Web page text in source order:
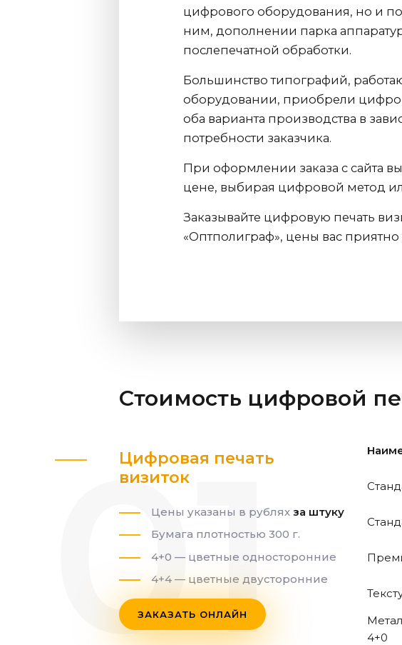
цифрового оборудования, но и
ним, дополнении парка
послепечатной обработки.
Большинство типографий,
оборудовании, приобрели
оба варианта производства в
потребности заказчика.
При оформлении заказа с сайта
цене, выбирая цифровой метод
Заказывайте цифровую печать
«Оптполиграф», цены вас приятно
Стоимость цифровой
Цифровая печать
визиток
Цены указаны в рублях за штуку
Бумага плотностью 300 г.
4+0 — цветные односторонние
4+4 — цветные двусторонние
ЗАКАЗАТЬ ОНЛАЙН
4+0